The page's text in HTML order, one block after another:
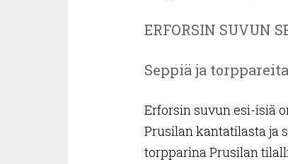
ERFORSIN SUVUN
Seppiä ja torppareita
Erforsin suvun esi-isiä
Prusilan kantatilasta ja
torpparina Prusilan